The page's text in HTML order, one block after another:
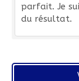
parfait. Je
du résultat.